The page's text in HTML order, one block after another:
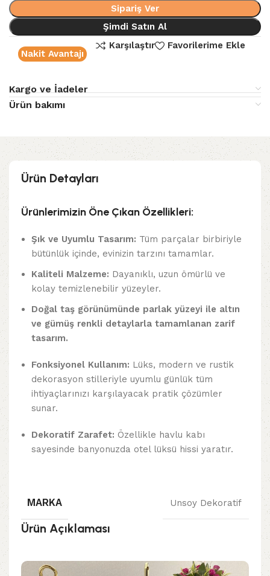
Sipariş Ver
Şimdi Satın Al
Nakit Avantajı
Karşılaştır Favorilerime Ekle
Kargo ve İadeler
Ürün bakımı
Ürün Detayları
Ürünlerimizin Öne Çıkan Özellikleri:
Şık ve Uyumlu Tasarım: Tüm parçalar birbiriyle
bütünlük içinde, evinizin tarzını tamamlar.
Kaliteli Malzeme: Dayanıklı, uzun ömürlü ve
kolay temizlenebilir yüzeyler.
Doğal taş görünümünde parlak yüzeyi ile altın
ve gümüş renkli detaylarla tamamlanan zarif
tasarım.
Fonksiyonel Kullanım: Lüks, modern ve rustik
dekorasyon stilleriyle uyumlu günlük tüm
ihtiyaçlarınızı karşılayacak pratik çözümler
sunar.
Dekoratif Zarafet: Özellikle havlu kabı
sayesinde banyonuzda otel lüksü hissi yaratır.
MARKA Unsoy Dekoratif
Ürün Açıklaması